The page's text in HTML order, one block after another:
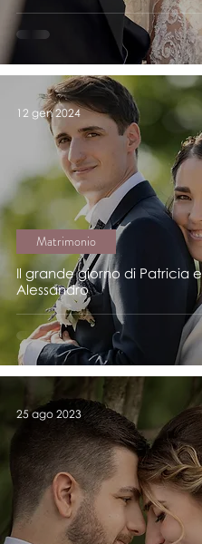
Il grande giorno di Patricia e
Alessandro
Matrimonio
12 gen 2024
25 ago 2023